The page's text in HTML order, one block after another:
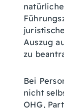
Auszug
zu
Bei
nicht
OHG,